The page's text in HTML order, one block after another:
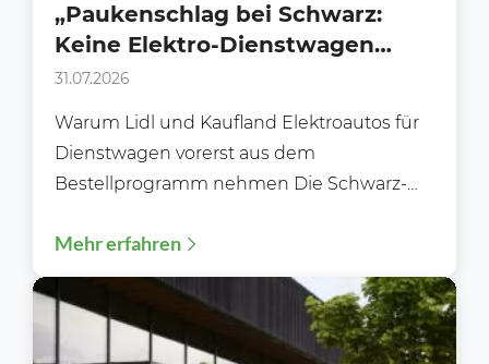
„Paukenschlag bei Schwarz:
Keine Elektro-Dienstwagen
mehr für Lidl und Kaufland in
31.07.2026
Warum Lidl und Kaufland Elektroautos für
Dienstwagen vorerst aus dem
Bestellprogramm nehmen Die Schwarz-
Während Unternehmen in ganz...
Mehr erfahren